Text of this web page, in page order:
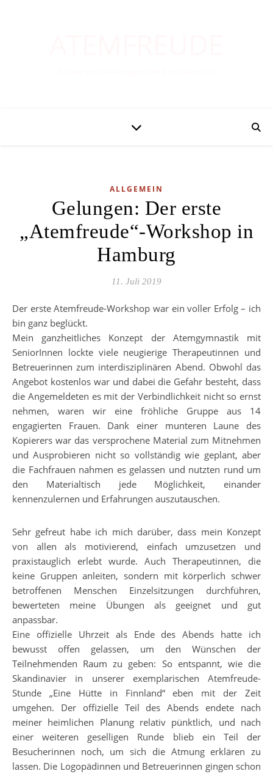
ALLGEMEIN
Gelungen: Der erste
„Atemfreude“-Workshop in
Hamburg
11. Juli 2019
Der erste Atemfreude-Workshop war ein voller Erfolg – ich
bin ganz beglückt.
Mein ganzheitliches Konzept der Atemgymnastik mit
SeniorInnen lockte viele neugierige Therapeutinnen und
Betreuerinnen zum interdisziplinären Abend. Obwohl das
Angebot kostenlos war und dabei die Gefahr besteht, dass
die Angemeldeten es mit der Verbindlichkeit nicht so ernst
nehmen, waren wir eine fröhliche Gruppe aus 14
engagierten Frauen. Dank einer munteren Laune des
Kopierers war das versprochene Material zum Mitnehmen
und Ausprobieren nicht so vollständig wie geplant, aber
die Fachfrauen nahmen es gelassen und nutzten rund um
den Materialtisch jede Möglichkeit, einander
kennenzulernen und Erfahrungen auszutauschen.
Sehr gefreut habe ich mich darüber, dass mein Konzept
von allen als motivierend, einfach umzusetzen und
praxistauglich erlebt wurde. Auch Therapeutinnen, die
keine Gruppen anleiten, sondern mit körperlich schwer
betroffenen Menschen Einzelsitzungen durchführen,
bewerteten meine Übungen als geeignet und gut
anpassbar.
Eine offizielle Uhrzeit als Ende des Abends hatte ich
bewusst offen gelassen, um den Wünschen der
Teilnehmenden Raum zu geben: So entspannt, wie die
Skandinavier in unserer exemplarischen Atemfreude-
Stunde „Eine Hütte in Finnland“ eben mit der Zeit
umgehen. Der offizielle Teil des Abends endete nach
meiner heimlichen Planung relativ pünktlich, und nach
einer weiteren geselligen Runde blieb ein Teil der
Besucherinnen noch, um sich die Atmung erklären zu
lassen. Die Logopädinnen und Betreuerinnen gingen schon